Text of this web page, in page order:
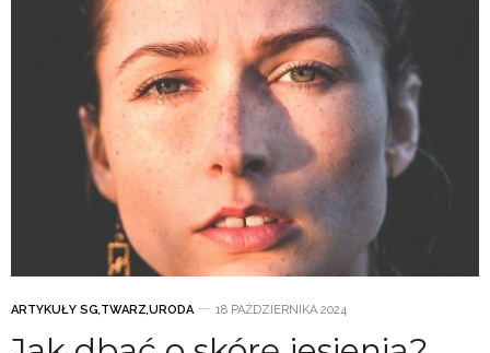
ARTYKUŁY SG,TWARZ,URODA 18 PAŹDZIERNIKA 2024